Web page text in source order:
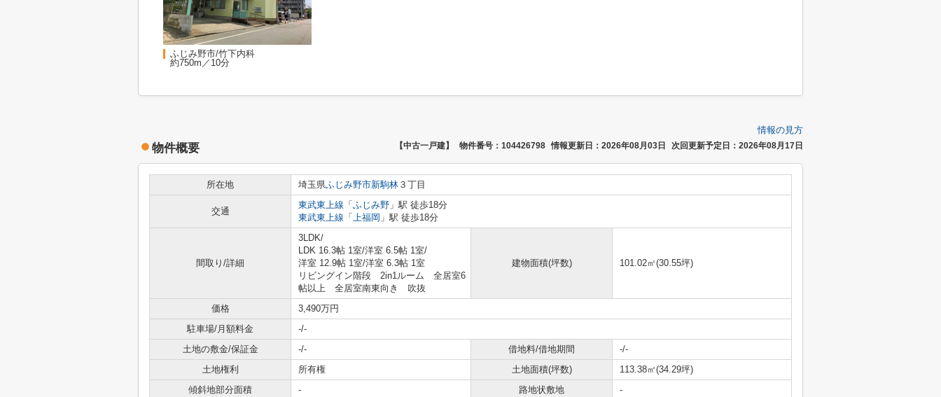
ふじみ野市/竹下内科
約750m／10分
情報の見方
物件概要 【中古一戸建】 物件番号：104426798 情報更新日：2026年08月03日 次回更新予定日：2026年08月17日
所在地 埼玉県ふじみ野市新駒林 ３丁目
交通
東武東上線 「 ふじみ野 」駅 徒歩18分
東武東上線 「 上福岡 」駅 徒歩18分
間取り/詳細
3LDK/
LDK 16.3帖 1室/洋室 6.5帖 1室/
洋室 12.9帖 1室/洋室 6.3帖 1室
リビングイン階段 2in1ルーム 全居室6
帖以上 全居室南東向き 吹抜
建物面積(坪数) 101.02㎡(30.55坪)
価格
3,490万円
駐車場/月額料金
-/-
土地の敷金/保証金
-/- 借地料/借地期間
-/-
土地権利
所有権 土地面積(坪数)
113.38㎡(34.29坪)
傾斜地部分面積
- 路地状敷地 -